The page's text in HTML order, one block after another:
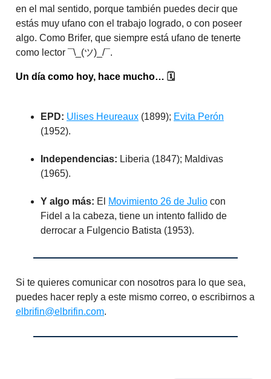
en el mal sentido, porque también puedes decir que
estás muy ufano con el trabajo logrado, o con poseer
algo. Como Brifer, que siempre está ufano de tenerte
como lector ¯\_(ツ)_/¯.
Un día como hoy, hace mucho… 🗓️
EPD: Ulises Heureaux (1899); Evita Perón
(1952).
Independencias: Liberia (1847); Maldivas
(1965).
Y algo más: El Movimiento 26 de Julio con
Fidel a la cabeza, tiene un intento fallido de
derrocar a Fulgencio Batista (1953).
Si te quieres comunicar con nosotros para lo que sea,
puedes hacer reply a este mismo correo, o escribirnos a
elbrifin@elbrifin.com.